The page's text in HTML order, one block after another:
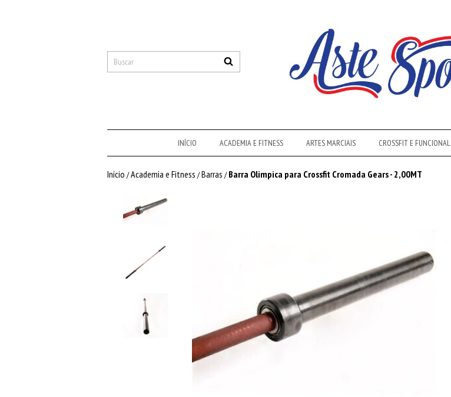
INÍCIO ACADEMIA E FITNESS ARTES MARCIAIS CROSSFIT E FUNCIONAL
Início /Academia e Fitness /Barras / Barra Olimpica para Crossfit Cromada Gears - 2,00MT